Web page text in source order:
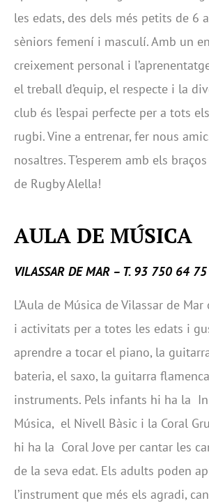
les edats, des dels més petits de 6
sèniors femení i masculí. Amb un
creixement personal i
el treball d’equip, el respecte i la
club és l’espai perfecte per a tots
rugbi. Vine a entrenar, fer nous
nosaltres. T’esperem amb els
de Rugby Alella!
AULA DE MÚSICA
VILASSAR DE MAR – T. 93 750 64 75
L’Aula de Música de Vilassar de
i activitats per a totes les edats i
aprendre a tocar el piano, la
bateria, el saxo, la guitarra
instruments. Pels infants hi ha la
Música, el Nivell Bàsic i la Coral
hi ha la Coral Jove per cantar les
de la seva edat. Els adults poden
l’instrument que més els agradi,